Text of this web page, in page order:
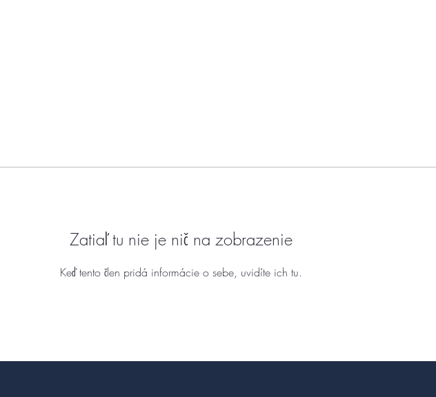
Zatiaľ tu nie je nič na zobrazenie
Keď tento člen pridá informácie o sebe, uvidíte ich tu.